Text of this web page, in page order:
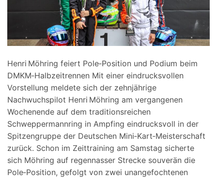
Henri Möhring feiert Pole‑Position und Podium beim
DMKM‑Halbzeitrennen Mit einer eindrucksvollen
Vorstellung meldete sich der zehnjährige
Nachwuchspilot Henri Möhring am vergangenen
Wochenende auf dem traditionsreichen
Schweppermannring in Ampfing eindrucksvoll in der
Spitzengruppe der Deutschen Mini‑Kart‑Meisterschaft
zurück. Schon im Zeittraining am Samstag sicherte
sich Möhring auf regennasser Strecke souverän die
Pole‑Position, gefolgt von zwei unangefochtenen